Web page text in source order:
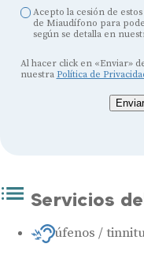
Acepto la cesión de
de Miaudífono para
según se detalla en
Al hacer click en «Enviar»
nuestra Política de
Enviar
Servicios
Acúfenos /